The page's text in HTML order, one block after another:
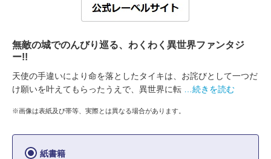
無敵の城でのんびり巡る、わくわく異世界ファンタジ
ー!!
天使の手違いにより命を落としたタイキは、お詫びとして一つだ
け願いを叶えてもらったうえで、異世界に転
…続きを読む
※画像は表紙及び帯等、実際とは異なる場合があります。
紙書籍